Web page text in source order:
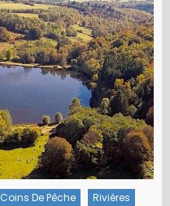
Coins De Pêche Rivières